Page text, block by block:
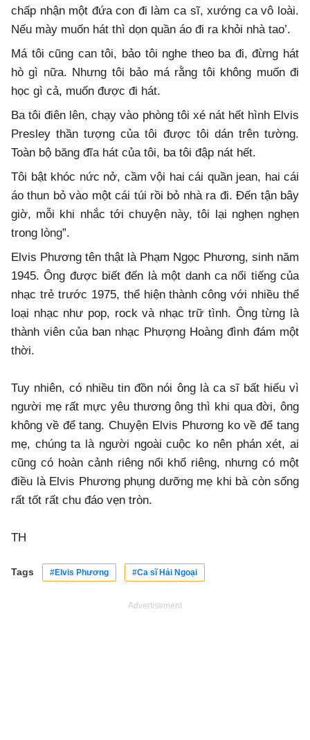
chấp nhận một đứa con đi làm ca sĩ, xướng ca vô loài.
Nếu mày muốn hát thì dọn quần áo đi ra khỏi nhà tao’.
Má tôi cũng can tôi, bảo tôi nghe theo ba đi, đừng hát
hò gì nữa. Nhưng tôi bảo má rằng tôi không muốn đi
học gì cả, muốn được đi hát.
Ba tôi điên lên, chạy vào phòng tôi xé nát hết hình Elvis
Presley thần tượng của tôi được tôi dán trên tường.
Toàn bộ băng đĩa hát của tôi, ba tôi đập nát hết.
Tôi bật khóc nức nở, cầm vội hai cái quần jean, hai cái
áo thun bỏ vào một cái túi rồi bỏ nhà ra đi. Đến tận bây
giờ, mỗi khi nhắc tới chuyện này, tôi lại nghẹn nghẹn
trong lòng”.
Elvis Phương tên thật là Phạm Ngọc Phương, sinh năm
1945. Ông được biết đến là một danh ca nổi tiếng của
nhạc trẻ trước 1975, thể hiện thành công với nhiều thể
loại nhạc như pop, rock và nhạc trữ tình. Ông từng là
thành viên của ban nhạc Phượng Hoàng đình đám một
thời.
Tuy nhiên, có nhiều tin đồn nói ông là ca sĩ bất hiếu vì
người mẹ rất mực yêu thương ông thì khi qua đời, ông
không về để tang. Chuyện Elvis Phương ko về để tang
mẹ, chúng ta là người ngoài cuộc ko nên phán xét, ai
cũng có hoàn cảnh riêng nổi khổ riêng, nhưng có một
điều là Elvis Phương phụng dưỡng mẹ khi bà còn sống
rất tốt rất chu đáo vẹn tròn.
TH
Tags #Elvis Phương #Ca sĩ Hải Ngoại
Advertisement